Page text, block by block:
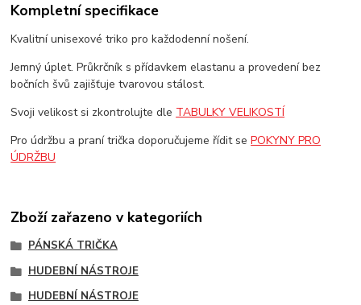
Kompletní specifikace
Kvalitní unisexové triko pro každodenní nošení.
Jemný úplet. Průkrčník s přídavkem elastanu a provedení bez
bočních švů zajišťuje tvarovou stálost.
Svoji velikost si zkontrolujte dle TABULKY VELIKOSTÍ
Pro údržbu a praní trička doporučujeme řídit sePOKYNY PRO
ÚDRŽBU
Zboží zařazeno v kategoriích
PÁNSKÁ TRIČKA
HUDEBNÍ NÁSTROJE
HUDEBNÍ NÁSTROJE